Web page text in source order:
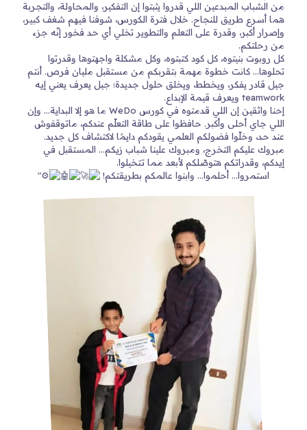
من الشباب المبدعين اللي قدروا يثبتوا إن التفكير، والمحاولة، والتجربة
هما أسرع طريق للنجاح. خلال فترة الكورس، شوفنا فيهم شغف كبير،
وإصرار أكبر، وقدرة على التعلم والتطوير تخلي أي حد فخور إنّه جزء
من رحلتكم.
كل روبوت بنيتوه، كل كود كتبتوه، وكل مشكلة واجهتوها وقدرتوا
تحلوها… كانت خطوة مهمة بتقربكم من مستقبل مليان فرص. أنتم
جيل قادر يفكر، ويخطط، ويخلق حلول جديدة؛ جيل يعرف يعني إيه
teamwork ويعرف قيمة الإبداع.
إحنا واثقين إن اللي قدمتوه في كورس WeDo ما هو إلا البداية… وإن
اللي جاي أحلى وأكبر. حافظوا على طاقة التعلّم عندكم، ماتوقفوش
عند حد، وخلّوا فضولكم العلمي يقودكم دايمًا لاكتشاف كل جديد.
مبروك عليكم التخرج، ومبروك علينا شباب زيكم… المستقبل في
إيدكم، وقدراتكم هتوصّلكم لأبعد مما تتخيلوا.
استمروا… أحلموا… وابنوا عالمكم بطريقتكم!
"